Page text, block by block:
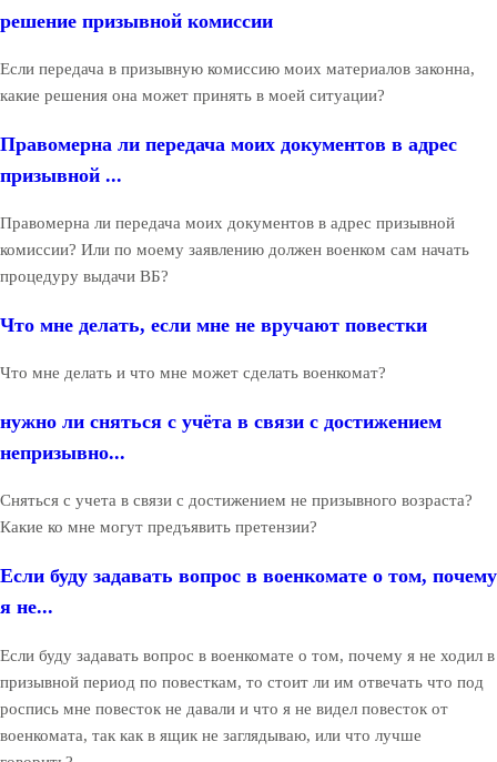
решение призывной комиссии
Если передача в призывную комиссию моих материалов законна,
какие решения она может принять в моей ситуации?
Правомерна ли передача моих документов в адрес
призывной ...
Правомерна ли передача моих документов в адрес призывной
комиссии? Или по моему заявлению должен военком сам начать
процедуру выдачи ВБ?
Что мне делать, если мне не вручают повестки
Что мне делать и что мне может сделать военкомат?
нужно ли сняться с учёта в связи с достижением
непризывно...
Сняться с учета в связи с достижением не призывного возраста?
Какие ко мне могут предъявить претензии?
Если буду задавать вопрос в военкомате о том, почему
я не...
Если буду задавать вопрос в военкомате о том, почему я не ходил в
призывной период по повесткам, то стоит ли им отвечать что под
роспись мне повесток не давали и что я не видел повесток от
военкомата, так как в ящик не заглядываю, или что лучше